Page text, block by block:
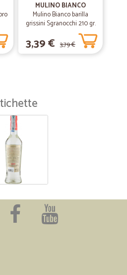
MULINO BIANCO
Mulino Bianco barilla
grissini Sgranocchi 210 gr.
3,39 € 3,79 €